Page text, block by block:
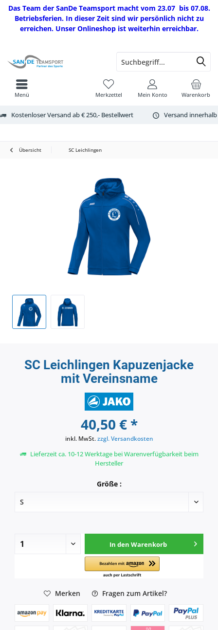
Das Team der SanDe Teamsport macht vom 23.07 bis 07.08.
Betriebsferien. In dieser Zeit sind wir persönlich nicht zu
erreichen. Unser Onlineshop ist weiterhin erreichbar.
Kostenloser Versand ab € 250,- Bestellwert Versand
Warenkorb
Merkzettel Mein Konto
Menü
Übersicht SC Leichlingen
SC Leichlingen Kapuzenjacke
mit Vereinsname
40,50 € *
inkl. MwSt.zzgl. Versandkosten
Lieferzeit ca. 10-12 Werktage bei Warenverfügbarkeit beim
Hersteller
Größe :
In den Warenkorb
Merken Fragen zum Artikel?